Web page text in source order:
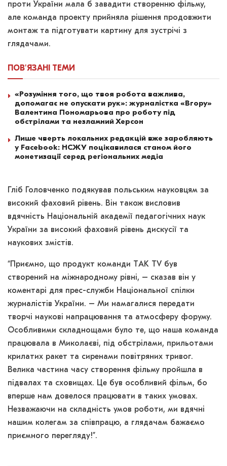
проти України мала б завадити створенню фільму,
але команда проекту прийняла рішення продовжити
монтаж та підготувати картину для зустрічі з
глядачами.
ПОВ'ЯЗАНІ ТЕМИ
«Розуміння того, що твоя робота важлива,
допомагає не опускати рук»: журналістка «Вгору»
Валентина Пономарьова про роботу під
обстрілами та незламний Херсон
Лише чверть локальних редакцій вже заробляють
у Facebook: НСЖУ поцікавилася станом його
монетизації серед регіональних медіа
Гліб Головченко подякував польським науковцям за
високий фаховий рівень. Він також висловив
вдячність Національній академії педагогічних наук
України за високий фаховий рівень дискусії та
наукових змістів.
“Приємно, що продукт команди ТAK TV був
створений на міжнародному рівні, – сказав він у
коментарі для прес-служби Національної спілки
журналістів України. – Ми намагалися передати
творчі наукові напрацювання та атмосферу форуму.
Особливими складнощами було те, що наша команда
працювала в Миколаєві, під обстрілами, прильотами
крилатих ракет та сиренами повітряних тривог.
Велика частина часу створення фільму пройшла в
підвалах та сховищах. Це був особливий фільм, бо
вперше нам довелося працювати в таких умовах.
Незважаючи на складність умов роботи, ми вдячні
нашим колегам за співпрацю, а глядачам бажаємо
приємного перегляду!”.